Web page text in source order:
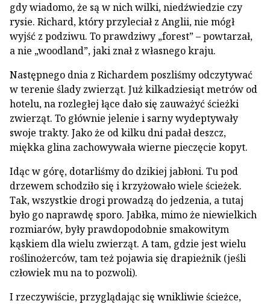
gdy wiadomo, że są w nich wilki, niedźwiedzie czy
rysie. Richard, który przyleciał z Anglii, nie mógł
wyjść z podziwu. To prawdziwy „forest” – powtarzał,
a nie „woodland”, jaki znał z własnego kraju.
Następnego dnia z Richardem poszliśmy odczytywać
w terenie ślady zwierząt. Już kilkadziesiąt metrów od
hotelu, na rozległej łące dało się zauważyć ścieżki
zwierząt. To głównie jelenie i sarny wydeptywały
swoje trakty. Jako że od kilku dni padał deszcz,
miękka glina zachowywała wierne pieczęcie kopyt.
Idąc w górę, dotarliśmy do dzikiej jabłoni. Tu pod
drzewem schodziło się i krzyżowało wiele ścieżek.
Tak, wszystkie drogi prowadzą do jedzenia, a tutaj
było go naprawdę sporo. Jabłka, mimo że niewielkich
rozmiarów, były prawdopodobnie smakowitym
kąskiem dla wielu zwierząt. A tam, gdzie jest wielu
roślinożerców, tam też pojawia się drapieżnik (jeśli
człowiek mu na to pozwoli).
I rzeczywiście, przyglądając się wnikliwie ścieżce,